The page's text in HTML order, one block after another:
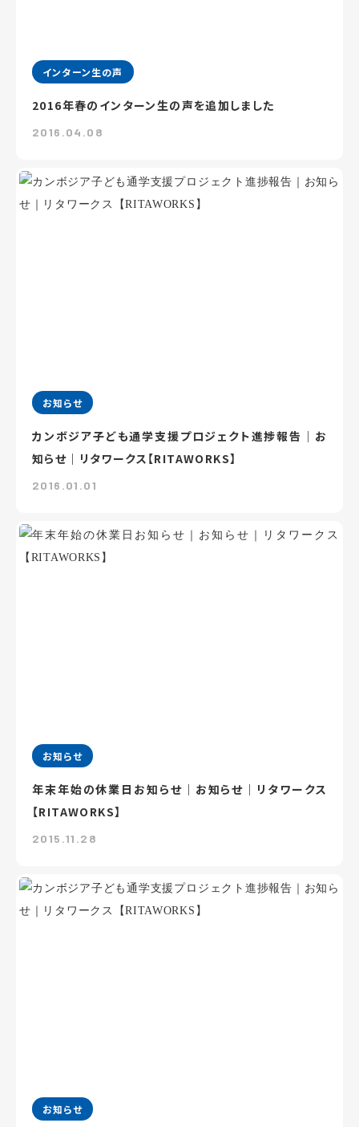
インターン生の声
2016年春のインターン生の声を追加しました
2016.04.08
お知らせ
カンボジア子ども通学支援プロジェクト進捗報告｜お
知らせ｜リタワークス【RITAWORKS】
2016.01.01
お知らせ
年末年始の休業日お知らせ｜お知らせ｜リタワークス
【RITAWORKS】
2015.11.28
お知らせ